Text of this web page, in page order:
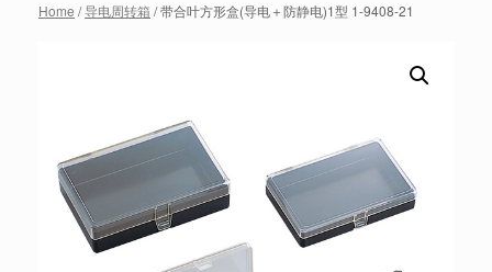
Home /导电周转箱 / 带合叶方形盒(导电＋防静电)1型 1-9408-21